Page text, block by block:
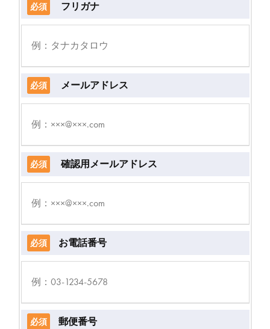
必須 フリガナ
必須 メールアドレス
必須 確認用メールアドレス
必須 お電話番号
必須 郵便番号